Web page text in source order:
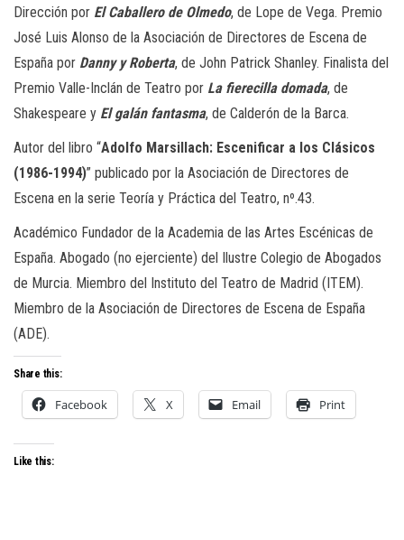
Dirección por El Caballero de Olmedo, de Lope de Vega. Premio
José Luis Alonso de la Asociación de Directores de Escena de
España por Danny y Roberta, de John Patrick Shanley. Finalista del
Premio Valle-Inclán de Teatro por La fierecilla domada, de
Shakespeare y El galán fantasma, de Calderón de la Barca.
Autor del libro “Adolfo Marsillach: Escenificar a los Clásicos
(1986-1994)” publicado por la Asociación de Directores de
Escena en la serie Teoría y Práctica del Teatro, nº.43.
Académico Fundador de la Academia de las Artes Escénicas de
España. Abogado (no ejerciente) del Ilustre Colegio de Abogados
de Murcia. Miembro del Instituto del Teatro de Madrid (ITEM).
Miembro de la Asociación de Directores de Escena de España
(ADE).
Share this:
Facebook X Email Print
Like this: